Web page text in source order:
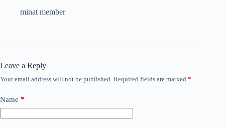
minat member
Leave a Reply
Your email address will not be published. Required fields are marked *
Name *